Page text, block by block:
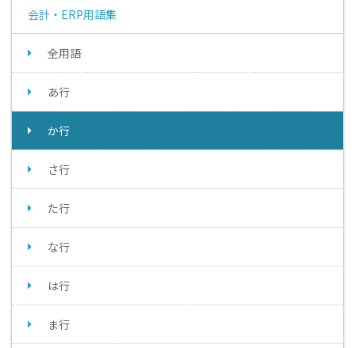
会計・ERP用語集
全用語
あ行
か行
さ行
た行
な行
は行
ま行